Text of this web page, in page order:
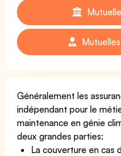
Généralement les
indépendant pour le
maintenance en génie
deux grandes parties:
La couverture en cas